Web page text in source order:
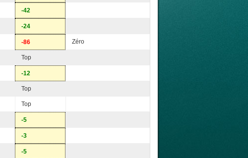
-42
-24
-86 Zéro
Top
-12
Top
Top
-5
-3
-5